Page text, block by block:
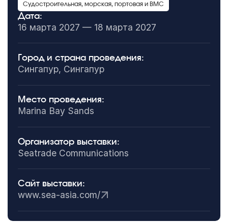
Судостроительная, морская, портовая и ВМС
Дата:
16 марта 2027 — 18 марта 2027
Город и страна проведения:
Сингапур, Сингапур
Место проведения:
Marina Bay Sands
Организатор выставки:
Seatrade Communications
Сайт выставки:
www.sea-asia.com/